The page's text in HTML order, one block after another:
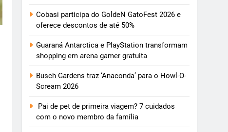
Cobasi participa do GoldeN GatoFest 2026 e
oferece descontos de até 50%
Guaraná Antarctica e PlayStation transformam
shopping em arena gamer gratuita
Busch Gardens traz ‘Anaconda’ para o Howl-O-
Scream 2026
Pai de pet de primeira viagem? 7 cuidados
com o novo membro da família